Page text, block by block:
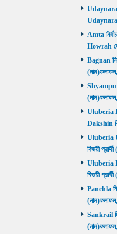
Amta
Howrah
Bagnan
Shyampur
Uluberia
Dakshin
Uluberia
বিজয়ী
Uluberia
বিজয়ী
Panchla
Sankrail